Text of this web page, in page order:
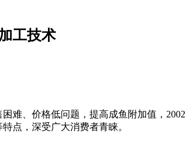
工技术
难、价格低问题，提高成鱼附加值， 2002
点，深受广大消费者青睐。